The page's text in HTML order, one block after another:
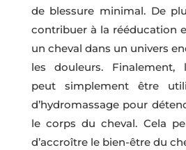
de blessure minimal. De
contribuer à la rééducation
un cheval dans un univers
les douleurs. Finalement,
peut simplement être
d’hydromassage pour
le corps du cheval. Cela
d’accroître le bien-être du